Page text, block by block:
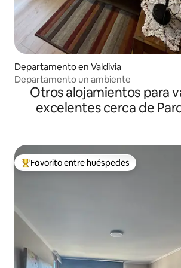
Departamento en Valdivia
Departamento un ambiente
Otros alojamientos para
excelentes cerca de
Favorito entre los huéspedes más
Favorito entre huéspedes